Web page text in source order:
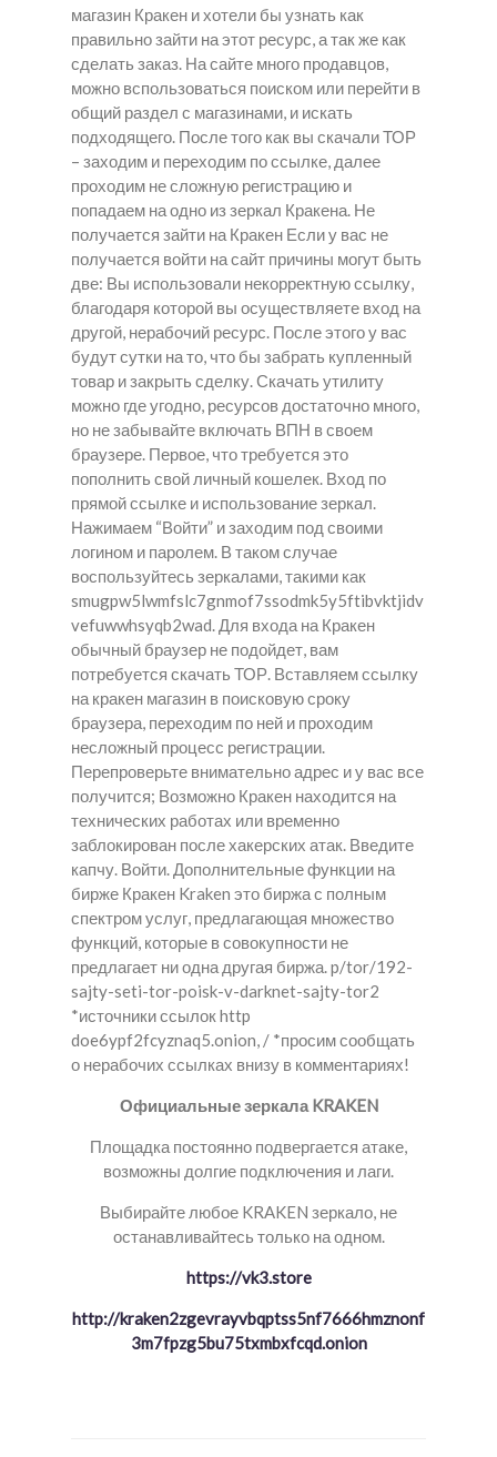
магазин Кракен и хотели бы узнать как
правильно зайти на этот ресурс, а так же как
сделать заказ. На сайте много продавцов,
можно вспользоваться поиском или перейти в
общий раздел с магазинами, и искать
подходящего. После того как вы скачали ТОР
– заходим и переходим по ссылке, далее
проходим не сложную регистрацию и
попадаем на одно из зеркал Кракена. Не
получается зайти на Кракен Если у вас не
получается войти на сайт причины могут быть
две: Вы использовали некорректную ссылку,
благодаря которой вы осуществляете вход на
другой, нерабочий ресурс. После этого у вас
будут сутки на то, что бы забрать купленный
товар и закрыть сделку. Скачать утилиту
можно где угодно, ресурсов достаточно много,
но не забывайте включать ВПН в своем
браузере. Первое, что требуется это
пополнить свой личный кошелек. Вход по
прямой ссылке и использование зеркал.
Нажимаем “Войти” и заходим под своими
логином и паролем. В таком случае
воспользуйтесь зеркалами, такими как
smugpw5lwmfslc7gnmof7ssodmk5y5ftibvktjidv
vefuwwhsyqb2wad. Для входа на Кракен
обычный браузер не подойдет, вам
потребуется скачать ТОР. Вставляем ссылку
на кракен магазин в поисковую сроку
браузера, переходим по ней и проходим
несложный процесс регистрации.
Перепроверьте внимательно адрес и у вас все
получится; Возможно Кракен находится на
технических работах или временно
заблокирован после хакерских атак. Введите
капчу. Войти. Дополнительные функции на
бирже Кракен Kraken это биржа с полным
спектром услуг, предлагающая множество
функций, которые в совокупности не
предлагает ни одна другая биржа. p/tor/192-
sajty-seti-tor-poisk-v-darknet-sajty-tor2
*источники ссылок http
doe6ypf2fcyznaq5.onion, / *просим сообщать
о нерабочих ссылках внизу в комментариях!
Официальные зеркала KRAKEN
Площадка постоянно подвергается атаке,
возможны долгие подключения и лаги.
Выбирайте любое KRAKEN зеркало, не
останавливайтесь только на одном.
https://vk3.store
http://kraken2zgevrayvbqptss5nf7666hmznonf
3m7fpzg5bu75txmbxfcqd.onion